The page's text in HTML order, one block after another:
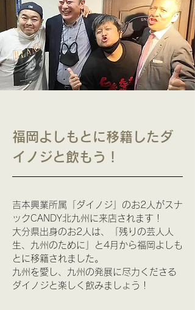
福岡よしもとに移籍したダ
イノジと飲もう！
吉本興業所属「ダイノジ」のお2人がスナ
ックCANDY北九州に来店されます！
大分県出身のお2人は、「残りの芸人人
生、九州のために」と4月から福岡よしも
とに移籍されました。
九州を愛し、九州の発展に尽力くださる
ダイノジと楽しく飲みましょう！